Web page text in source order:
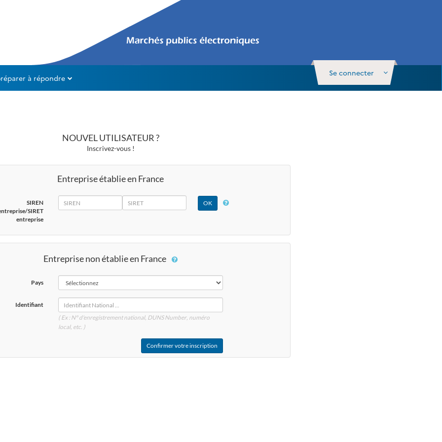
Se connecter
à répondre
NOUVEL UTILISATEUR ?
Inscrivez-vous !
Entreprise établie en France
SIREN
SIRET
entreprise
SIREN
SIRET
Entreprise non établie en France
Pays
Identifiant
( Ex : N° d'enregistrement national, DUNSNumber, numéro
local, etc. )